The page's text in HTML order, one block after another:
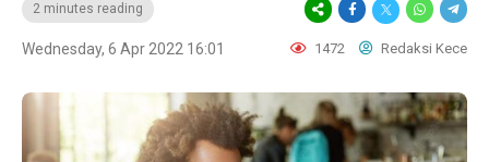
2 minutes reading
Wednesday, 6 Apr 2022 16:01 1472 Redaksi Kece